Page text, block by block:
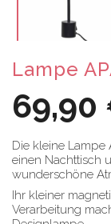
Lampe
69,90
Die kleine Lampe
einen Nachttisch
wunderschöne
Ihr kleiner
Verarbeitung